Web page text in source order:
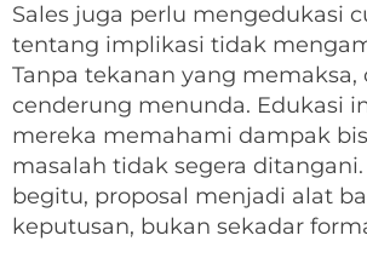
Sales juga perlu mengedukasi
tentang implikasi tidak
Tanpa tekanan yang memaksa,
cenderung menunda. Edukasi
mereka memahami dampak
masalah tidak segera
begitu, proposal menjadi alat
keputusan, bukan sekadar